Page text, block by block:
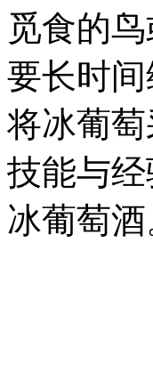
觅食的
要长时
将冰葡
技能与
冰葡萄酒